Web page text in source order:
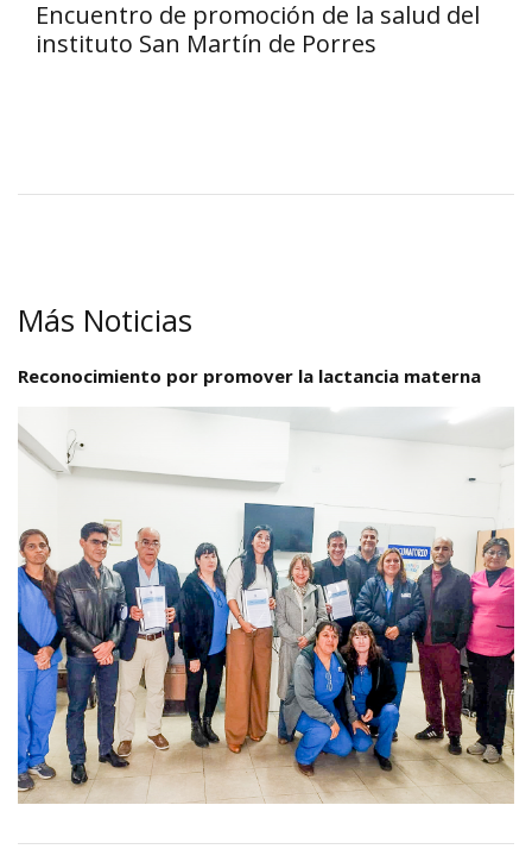
Encuentro de promoción de la salud del
instituto San Martín de Porres
Más Noticias
Reconocimiento por promover la lactancia materna